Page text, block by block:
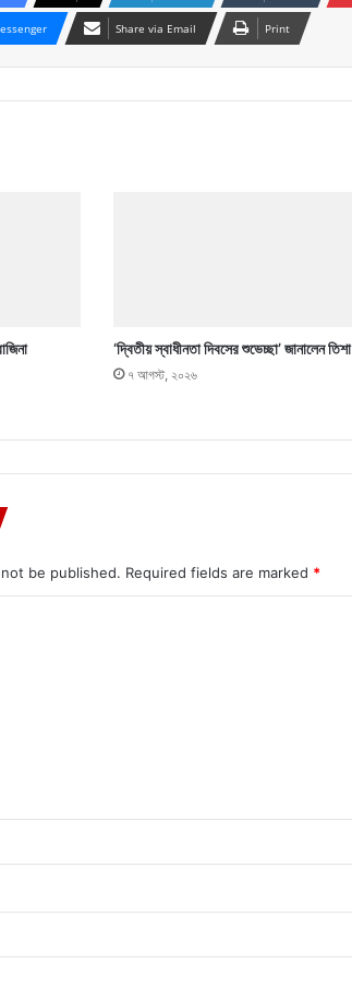
Share via Email Print
‘দ্বিতীয় স্বাধীনতা দিবসের শুভেচ্ছা’ জানালেন তিশা
৭ আগস্ট, ২০২৬
be published. Required fields are marked *